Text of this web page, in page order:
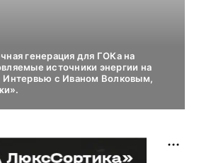
генерация для ГОКа на
источники энергии на
Интервью с Иваном Волковым,